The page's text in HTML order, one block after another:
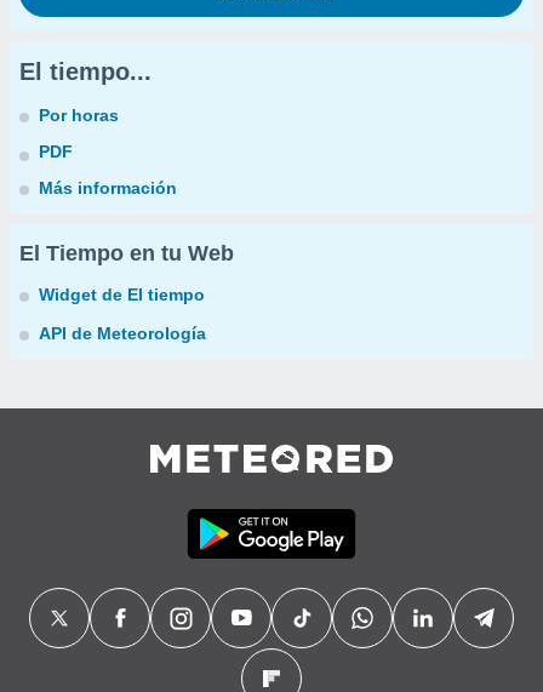
El tiempo...
Por horas
PDF
Más información
El Tiempo en tu Web
Widget de El tiempo
API de Meteorología